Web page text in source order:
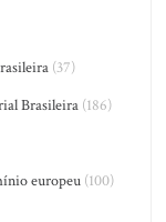
(37)
Brasileira (186)
europeu(100)